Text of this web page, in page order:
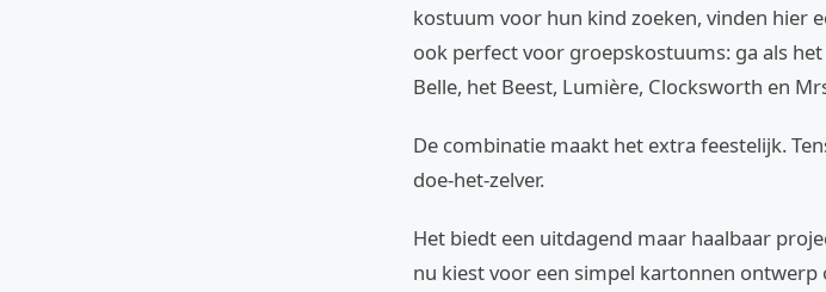
kostuum voor hun kind zoeken, vinden hier
ook perfect voor groepskostuums: ga als
Belle, het Beest, Lumière, Clocksworth en
De combinatie maakt het extra feestelijk.
doe-het-zelver.
Het biedt een uitdagend maar haalbaar
nu kiest voor een simpel kartonnen